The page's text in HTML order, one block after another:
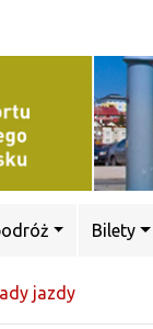
Bilety
jazdy